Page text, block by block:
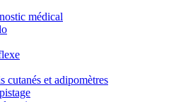
médical
cutanés et adipomètres